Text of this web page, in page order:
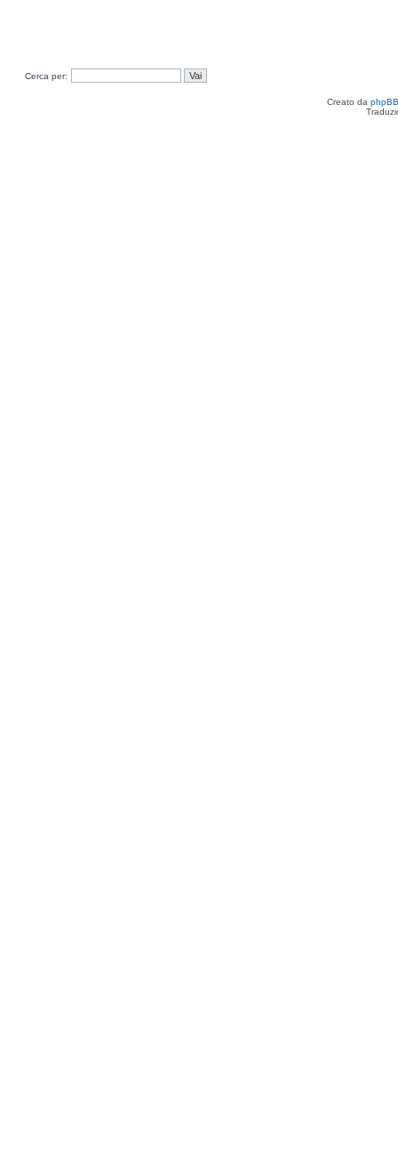
Cerca per:
Creato da phpBB